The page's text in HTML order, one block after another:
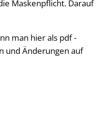
Maskenpflicht. Darauf
man hier als pdf -
und Änderungen auf